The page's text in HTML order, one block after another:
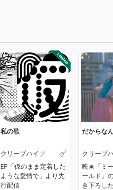
私の歌
クリープハイプ
EP「仮のまま定着した
ような愛情で」より先
行配信
だからな
クリープ
映画「ミ
ールド」
き下ろし